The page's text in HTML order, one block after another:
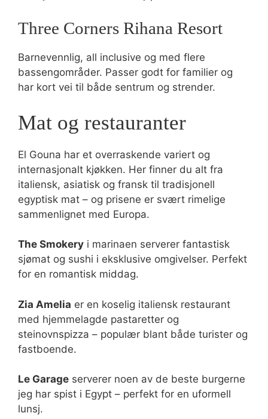
Three Corners Rihana Resort
Barnevennlig, all inclusive og med flere
bassengområder. Passer godt for familier og
har kort vei til både sentrum og strender.
Mat og restauranter
El Gouna har et overraskende variert og
internasjonalt kjøkken. Her finner du alt fra
italiensk, asiatisk og fransk til tradisjonell
egyptisk mat – og prisene er svært rimelige
sammenlignet med Europa.
The Smokery i marinaen serverer fantastisk
sjømat og sushi i eksklusive omgivelser. Perfekt
for en romantisk middag.
Zia Amelia er en koselig italiensk restaurant
med hjemmelagde pastaretter og
steinovnspizza – populær blant både turister og
fastboende.
Le Garage serverer noen av de beste burgerne
jeg har spist i Egypt – perfekt for en uformell
lunsj.